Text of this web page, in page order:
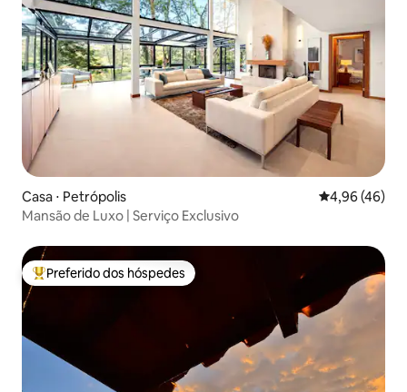
Casa ⋅ Petrópolis 4,96 de uma
4,96 (46)
Mansão de Luxo | Serviço Exclusivo
Entre os melhores preferidos dos hóspedes
Preferido dos hóspedes